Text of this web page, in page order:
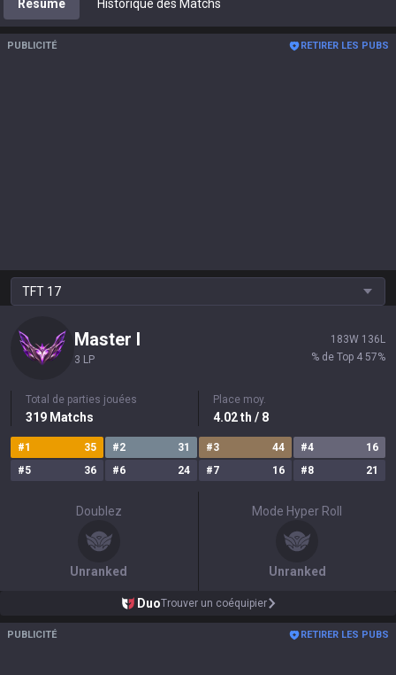
Résumé Historique des Matchs
PUBLICITÉ RETIRER LES PUBS
TFT 17
Master I
3 LP
183W 136 L
% de Top 4 57%
Total de parties jouées
319 Matchs
Place moy.
4.02th / 8
#1 35 #2 31 #3 44 #4
16
#5 36 #6 24 #7 16 #8 21
Doublez
Unranked
Mode Hyper Roll
Unranked
DuoTrouver un coéquipier
PUBLICITÉ RETIRER LES PUBS